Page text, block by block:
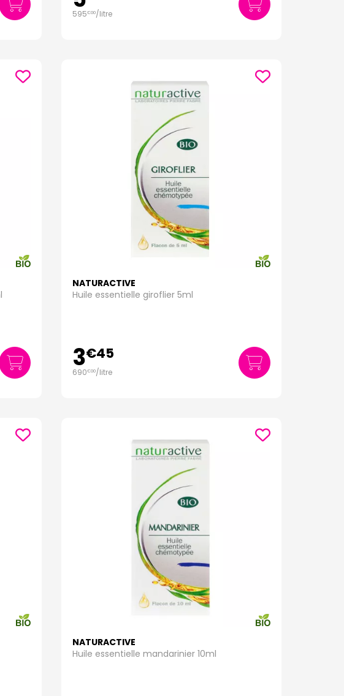
595€00/litre
NATURACTIVE
Huile essentielle giroflier 5ml
3€45
690€00/litre
NATURACTIVE
Huile essentielle mandarinier 10ml